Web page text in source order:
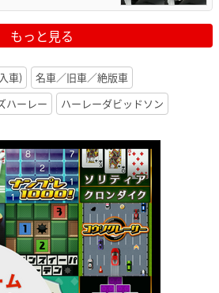
もっと見る
車)
名車／旧車／絶版車
ハーレー ハーレーダビッドソン